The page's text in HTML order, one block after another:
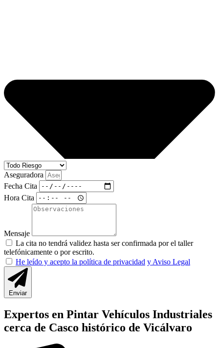
Aseguradora
Fecha Cita
Hora Cita
Mensaje
La cita no tendrá validez hasta ser confirmada por el taller
telefónicamente o por escrito.
He leído y acepto la política de privacidad y Aviso Legal
Enviar
Expertos en Pintar Vehículos Industriales
cerca de Casco histórico de Vicálvaro